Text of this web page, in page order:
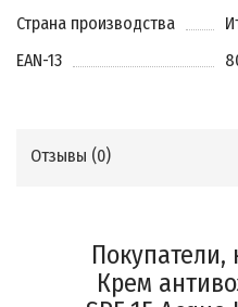
Страна производства
EAN-13
Отзывы (0)
Покупатели,
Крем